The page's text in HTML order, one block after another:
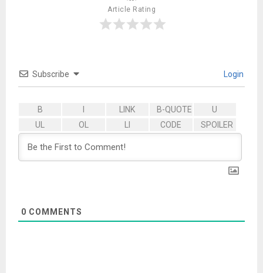
Article Rating
Subscribe Login
0 COMMENTS